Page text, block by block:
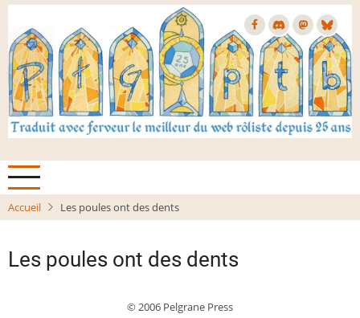
Aller
contenu
principal
Accueil Les poules ont des dents
Les poules ont des dents
© 2006 Pelgrane Press